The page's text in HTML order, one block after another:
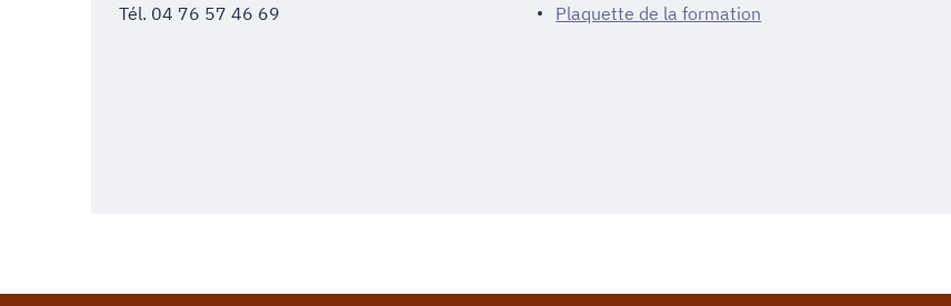
Tél. 04 76 57 46 69
Plaquette de la formation